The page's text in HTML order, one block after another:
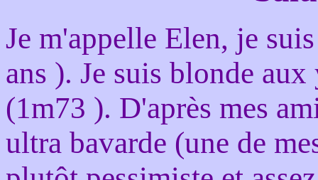
Je m'appelle Elen, je
ans ). Je suis blonde
(1m73 ). D'après mes
ultra bavarde (une de